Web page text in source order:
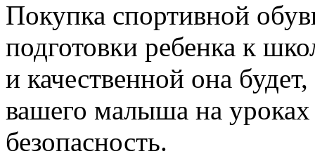
Покупка спортивной
подготовки ребенка к
и качественной она
вашего малыша на
безопасность.